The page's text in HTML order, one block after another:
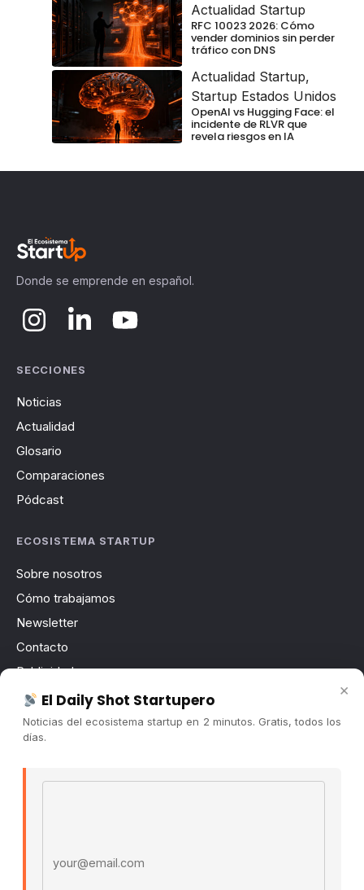
Actualidad Startup
RFC 10023 2026: Cómo
vender dominios sin perder
tráfico con DNS
Actualidad Startup,
Startup Estados Unidos
OpenAI vs Hugging Face: el
incidente de RLVR que
revela riesgos en IA
Donde se emprende en español.
SECCIONES
Noticias
Actualidad
Glosario
Comparaciones
Pódcast
ECOSISTEMA STARTUP
Sobre nosotros
Cómo trabajamos
Newsletter
Contacto
Publicidad
Convocatorias
COMUNIDAD
Comunidad (Skool) ↗
© 2026 El Ecosistema Startup. Todos los derechos
×
El Daily Shot Startupero
Noticias del ecosistema startup en 2 minutos. Gratis, todos los
días.